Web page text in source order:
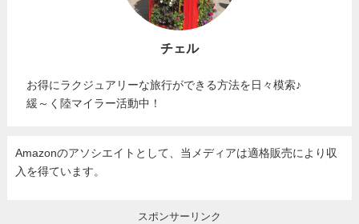
チェル
お得にラクジュアリーな旅行ができる方法を日々模索♪
緩～く陸マイラー活動中！
Amazonのアソシエイトとして、当メディアは適格販売により収
入を得ています。
スポンサーリンク